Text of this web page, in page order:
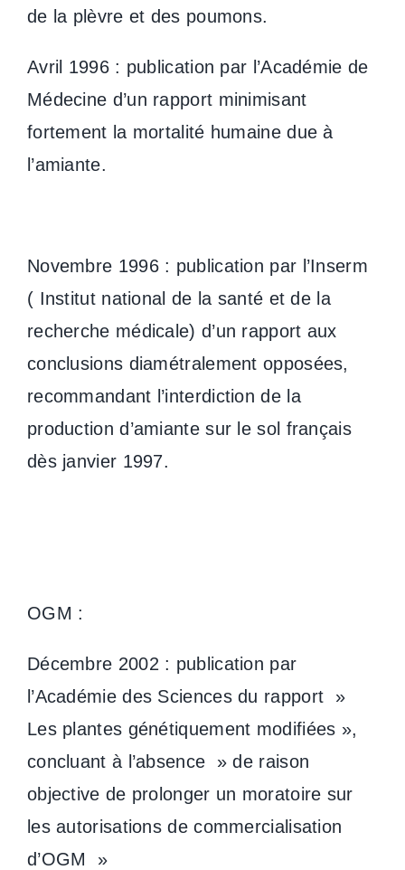
de la plèvre et des poumons.
Avril 1996 : publication par l’Académie de
Médecine d’un rapport minimisant
fortement la mortalité humaine due à
l’amiante.
Novembre 1996 : publication par l’Inserm
( Institut national de la santé et de la
recherche médicale) d’un rapport aux
conclusions diamétralement opposées,
recommandant l’interdiction de la
production d’amiante sur le sol français
dès janvier 1997.
OGM :
Décembre 2002 : publication par
l’Académie des Sciences du rapport »
Les plantes génétiquement modifiées »,
concluant à l’absence » de raison
objective de prolonger un moratoire sur
les autorisations de commercialisation
d’OGM »